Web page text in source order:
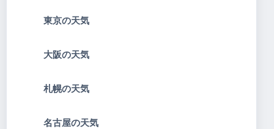
東京の天気
大阪の天気
札幌の天気
名古屋の天気